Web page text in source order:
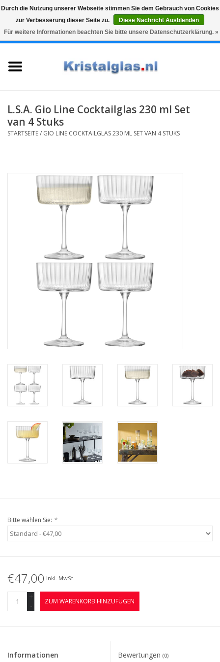
Snelle levering
Graveren
0 Artikel - €0,00
Karaffen
Glasgravur fur karaffe und
Geschenke
L.S.A. Gio Line Cocktailglas 230 ml Set
van 4 Stuks
STARTSEITE/ GIO LINE COCKTAILGLAS 230 ML SET VAN 4 STUKS
Bitte wählen Sie: *
€47,00 Inkl. MwSt.
+
-
ZUM WARENKORB HINZUFÜGEN
Informationen Bewertungen (0)
Durch die Nutzung unserer Webseite stimmen Sie dem Gebrauch von Cookies
zur Verbesserung dieser Seite zu.
Diese Nachricht Ausblenden
Für weitere Informationen beachten Sie bitte unsere Datenschutzerklärung. »